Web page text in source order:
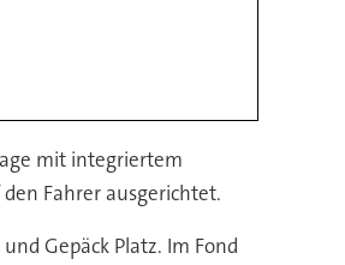
mit integriertem
Fahrer ausgerichtet.
Gepäck Platz. Im Fond